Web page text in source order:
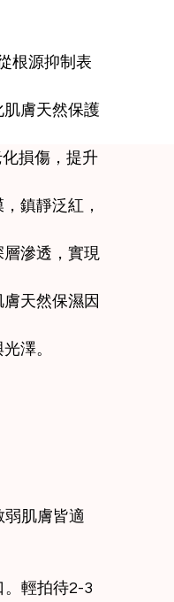
根源抑制表
膚天然保護
損傷，提升
鎮靜泛紅，
層滲透，實現
天然保濕因
澤。
肌膚皆適
。輕拍待2-3